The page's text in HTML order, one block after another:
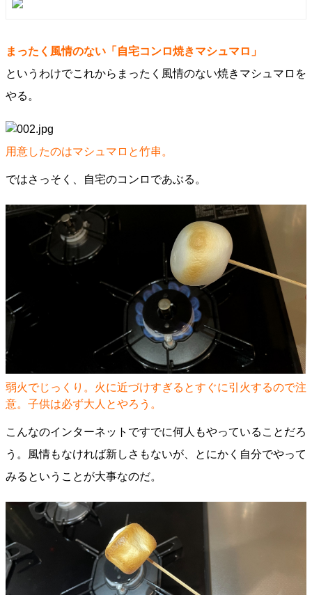
まったく風情のない「自宅コンロ焼きマシュマロ」
というわけでこれからまったく風情のない焼きマシュマロを
やる。
用意したのはマシュマロと竹串。
ではさっそく、自宅のコンロであぶる。
弱火でじっくり。火に近づけすぎるとすぐに引火するので注
意。子供は必ず大人とやろう。
こんなのインターネットですでに何人もやっていることだろ
う。風情もなければ新しさもないが、とにかく自分でやって
みるということが大事なのだ。